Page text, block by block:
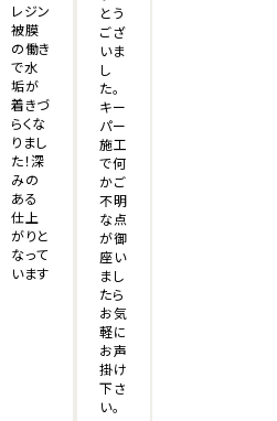
レジン
被膜
の働き
で水
垢が
着きづ
らくな
りまし
た！深
みの
ある
仕上
がりと
なって
います
とう
ござ
いま
し
た。
キー
パー
施工
で何
かご
不明
な点
が御
座い
まし
たら
お気
軽に
お声
掛け
下さ
い。